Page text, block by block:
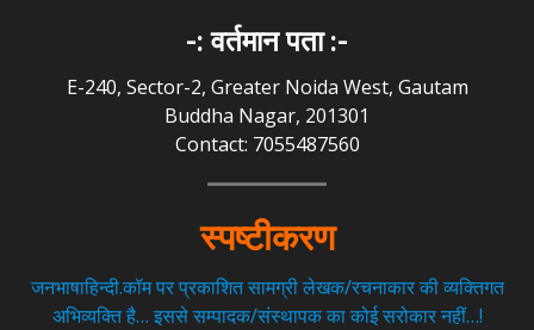
-: वर्तमान पता :-
E-240, Sector-2, Greater Noida West, Gautam
Buddha Nagar, 201301
Contact: 7055487560
स्पष्टीकरण
जनभाषाहिन्दी.कॉम पर प्रकाशित सामग्री लेखक/रचनाकार की व्यक्तिगत
अभिव्यक्ति है… इससे सम्पादक/संस्थापक का कोई सरोकार नहीं…!